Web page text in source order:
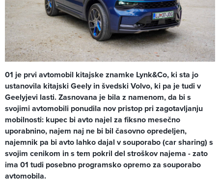
01 je prvi avtomobil kitajske znamke Lynk&Co, ki sta jo
ustanovila kitajski Geely in švedski Volvo, ki pa je tudi v
Geelyjevi lasti. Zasnovana je bila z namenom, da bi s
svojimi avtomobili ponudila nov pristop pri zagotavljanju
mobilnosti: kupec bi avto najel za fiksno mesečno
uporabnino, najem naj ne bi bil časovno opredeljen,
najemnik pa bi avto lahko dajal v souporabo (car sharing) s
svojim cenikom in s tem pokril del stroškov najema - zato
ima 01 tudi posebno programsko opremo za souporabo
avtomobila.